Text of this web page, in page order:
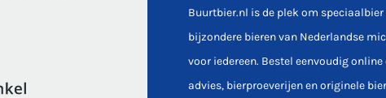
Buurtbier.nl is de plek om
bijzondere bieren van Nederlandse
voor iedereen. Bestel eenvoudig
advies, bierproeverijen en originele